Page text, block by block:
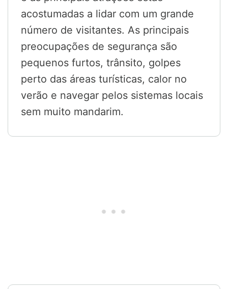
acostumadas a lidar com um grande
número de visitantes. As principais
preocupações de segurança são
pequenos furtos, trânsito, golpes
perto das áreas turísticas, calor no
verão e navegar pelos sistemas locais
sem muito mandarim.